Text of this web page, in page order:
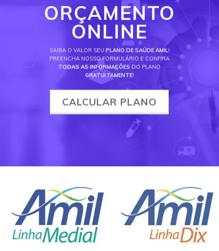
ORÇAMENTO
ONLINE
SAIBA O VALOR SEU PLANO DE SAÚDE AMIL!
PREENCHA NOSSO FORMULÁRIO E CONFIRA
TODAS AS INFORMAÇÕES DO PLANO
GRATUITAMENTE!
CALCULAR PLANO